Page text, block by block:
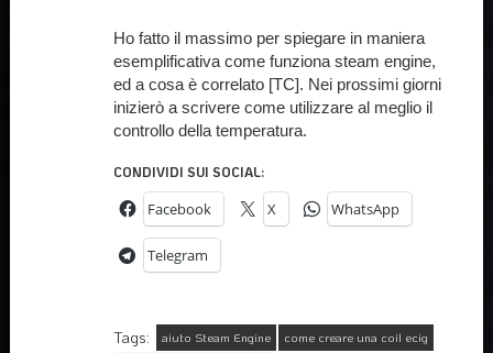
Ho fatto il massimo per spiegare in maniera
esemplificativa come funziona steam engine,
ed a cosa è correlato [TC]. Nei prossimi giorni
inizierò a scrivere come utilizzare al meglio il
controllo della temperatura.
CONDIVIDI SUI SOCIAL:
Facebook X WhatsApp
Telegram
Tags: aiuto Steam Engine
come creare una coil ecig